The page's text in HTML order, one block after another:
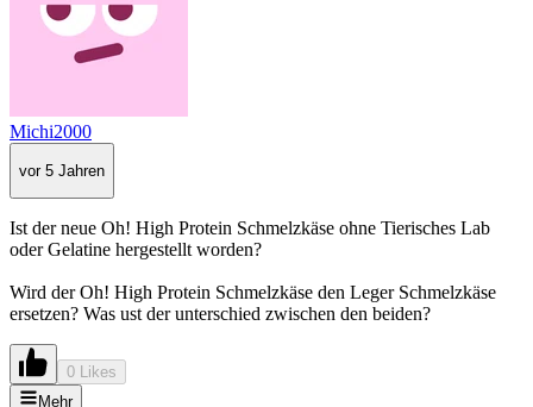
Michi2000
vor 5 Jahren
Ist der neue Oh! High Protein Schmelzkäse ohne Tierisches Lab
oder Gelatine hergestellt worden?
Wird der Oh! High Protein Schmelzkäse den Leger Schmelzkäse
ersetzen? Was ust der unterschied zwischen den beiden?
0 Likes
Mehr